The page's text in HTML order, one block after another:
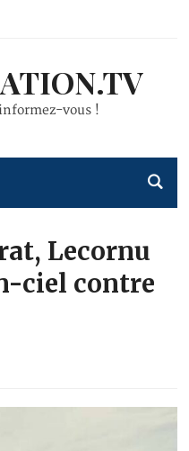
vous !
Lecornu
ciel contre